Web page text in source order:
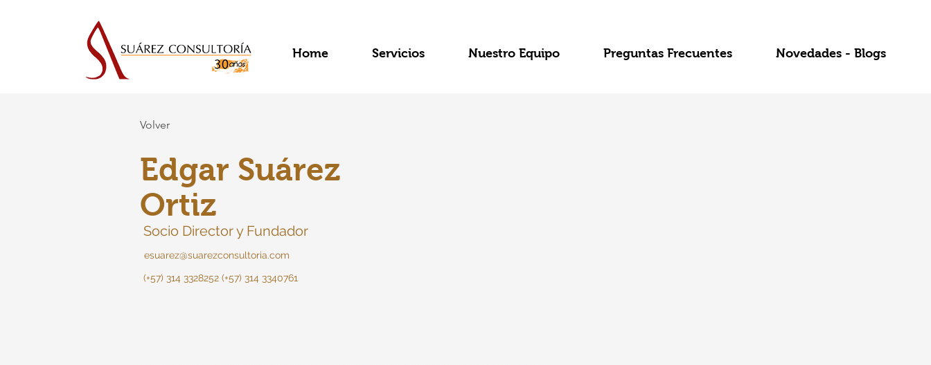
Home Servicios Nuestro Equipo Preguntas Frecuentes Novedades - Blogs
Volver
Edgar Suárez
Ortiz
Socio Director y Fundador
esuarez@suarezconsultoria.com
(+57) 314 3328252 (+57) 314 3340761